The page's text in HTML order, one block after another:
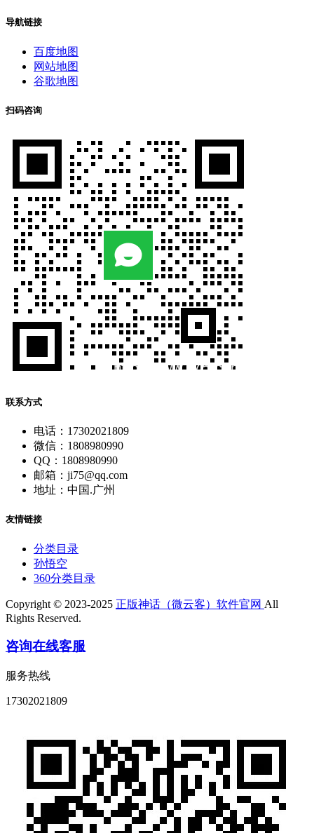
导航链接
百度地图
网站地图
谷歌地图
扫码咨询
联系方式
电话：17302021809
微信：1808980990
QQ：1808980990
邮箱：ji75@qq.com
地址：中国.广州
友情链接
分类目录
孙悟空
360分类目录
Copyright © 2023-2025 正版神话（微云客）软件官网 All
Rights Reserved.
咨询在线客服
服务热线
17302021809